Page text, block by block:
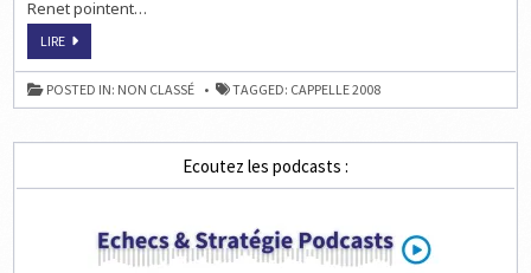
Renet pointent…
LIRECAPPELLE:
RIGODON
FINAL
!
POSTED IN: NON CLASSÉ TAGGED: CAPPELLE 2008
Ecoutez les podcasts :